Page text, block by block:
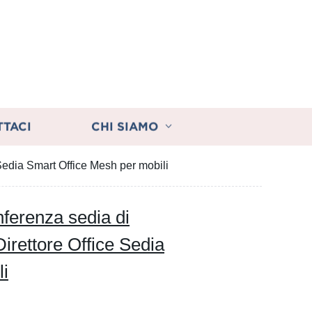
CHI SIAMO
Smart Office Mesh per mobili
sedia di
Office Sedia